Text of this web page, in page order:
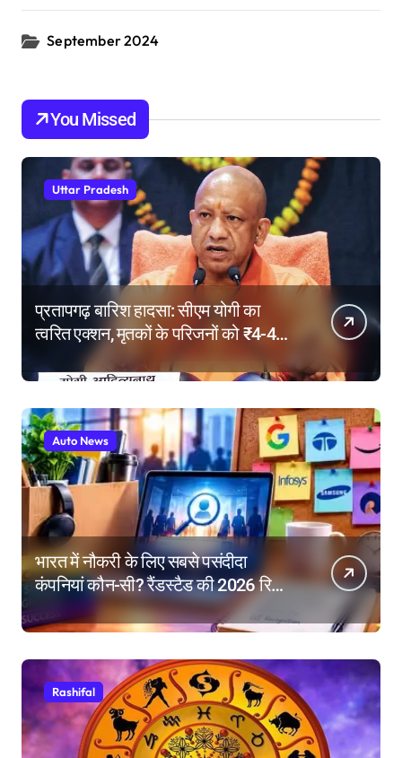
September 2024
You Missed
Uttar Pradesh
प्रतापगढ़ बारिश हादसा: सीएम योगी का
त्वरित एक्शन, मृतकों के परिजनों को ₹4-4
लाख की सहायता, घायलों के बेहतर इलाज के
निर्देश
Auto News
भारत में नौकरी के लिए सबसे पसंदीदा
कंपनियां कौन-सी? रैंडस्टैड की 2026 रिपोर्ट
में गूगल नंबर-1
Rashifal